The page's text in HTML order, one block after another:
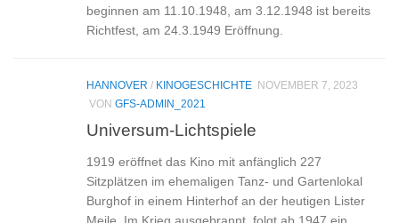
beginnen am 11.10.1948, am 3.12.1948 ist bereits
Richtfest, am 24.3.1949 Eröffnung.
HANNOVER / KINOGESCHICHTE NOVEMBER 7, 2023
VON GFS-ADMIN_2021
Universum-Lichtspiele
1919 eröffnet das Kino mit anfänglich 227
Sitzplätzen im ehemaligen Tanz- und Gartenlokal
Burghof in einem Hinterhof an der heutigen Lister
Meile. Im Krieg ausgebrannt, folgt ab 1947 ein